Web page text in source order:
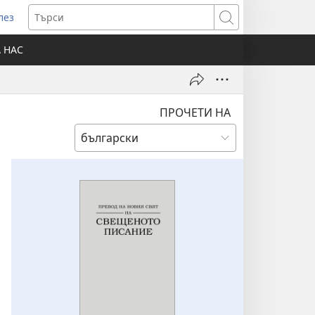
Търси
НАС
ПРОЧЕТИ НА